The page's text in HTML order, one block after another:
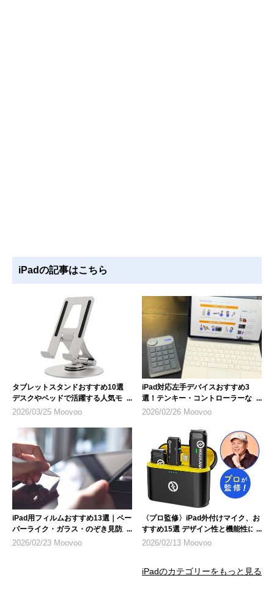
iPadの記事はこちら
タブレットスタンドおすすめ10選
デスクやベッドで活躍する人気モデ
ル
2026/03/25 Moovoo
iPad対応左手デバイスおすすめ3
選！テンキー・コントローラーな
ど、選び方のポイントも解説
2026/02/26 Moovoo
iPad用フィルムおすすめ13選｜ペー
パーライク・ガラス・のぞき見防止
など人気製品を紹介
2026/02/23 Moovoo
〈プロ監修〉iPad外付けマイク、お
すすめ15選 デザイン性と機能性に
も注目
2026/02/13 Moovoo
iPadのカテゴリーをもっと見る